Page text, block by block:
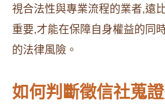
視合法性與專業流程的業者,遠
重要,才能在保障自身權益的同
的法律風險。
如何判斷徵信社蒐